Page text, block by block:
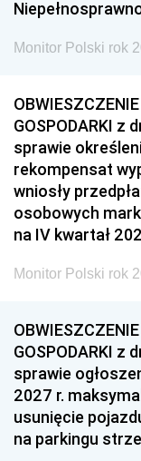
Monitor Polski rok
GOSPODARKI z
sprawie
rekompensat
wniosły
osobowych
na IV kwartał
Monitor Polski rok
GOSPODARKI z
sprawie
2027 r.
usunięcie
na parkingu